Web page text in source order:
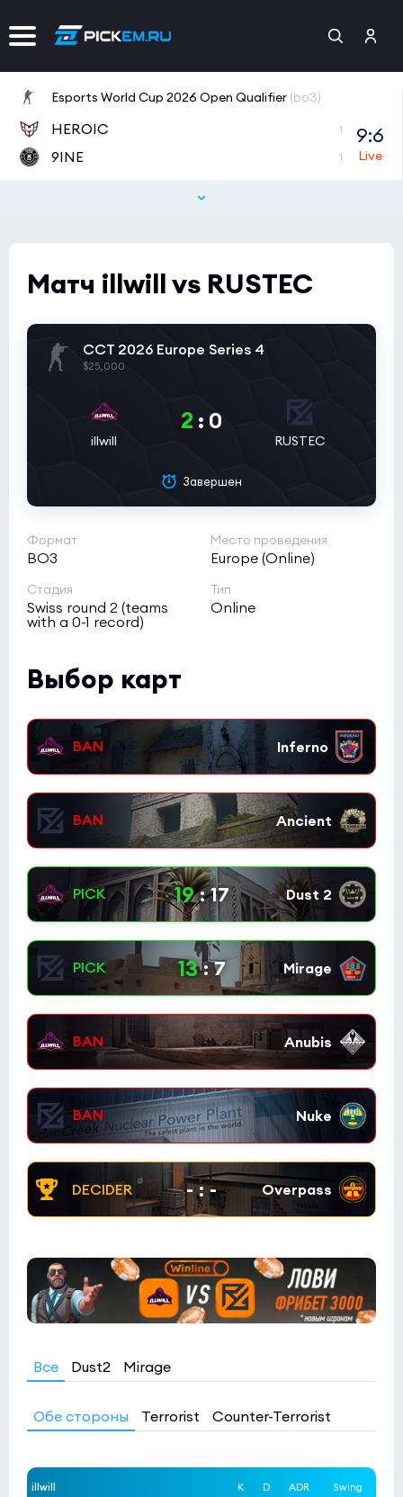
Esports World Cup 2026 Open Qualifier (bo3)
HEROIC 1
9INE 1
9:6
(bo3)
CCT 2026 Europe Series 6 (bo3)
BET-M
ex-RUSTEC
2:8
Матч illwill vs RUSTEC
CCT 2026 Europe Series 4
$25,000
illwill
2 : 0
RUSTEC
Завершен
Формат
BO3
Место проведения
Europe (Online)
Стадия
Swiss round 2 (teams
with a 0-1 record)
Тип
Online
Выбор карт
19 : 17
13 : 7
- : -
Все Dust2 Mirage
Обе стороны Terrorist Counter-Terrorist
illwill K D ADR Swing